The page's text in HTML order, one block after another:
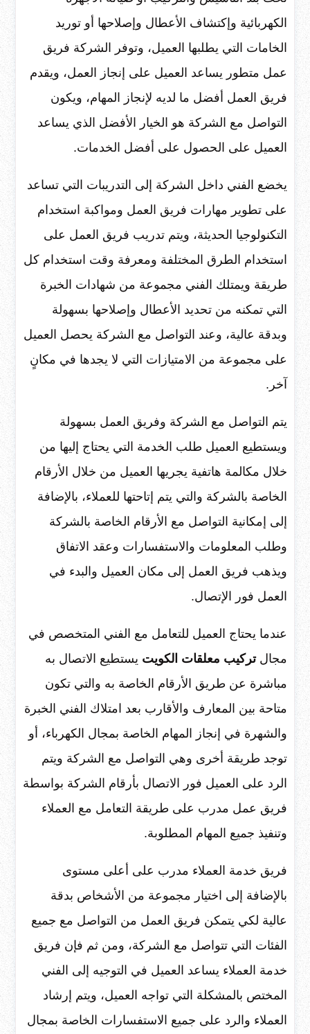
الكهربائية وإكتشاف الأعطال وإصلاحها أو توريد
الخامات التي يطلبها العميل، وتوفر الشركة فريق
عمل متطور يساعد العميل على إنجاز العمل، ويقدم
فريق العمل أفضل ما لديه لإنجاز المهام، ويكون
التواصل مع الشركة هو الخيار الأفضل الذي يساعد
العميل على الحصول على أفضل الخدمات.
يخضع الفني داخل الشركة إلى التدريبات التي تساعد
على تطوير مهارات فريق العمل ومواكبة استخدام
التكنولوجيا الحديثة، ويتم تدريب فريق العمل على
استخدام الطرق المختلفة ومعرفة وقت استخدام كل
طريقة ويمتلك الفني مجموعة من شهادات الخبرة
التي تمكنه من تحديد الأعطال وإصلاحها بسهولة
وبدقة عالية، وعند التواصل مع الشركة يحصل العميل
على مجموعة من الامتيازات التي لا يجدها في مكانٍ
آخر.
يتم التواصل مع الشركة وفريق العمل بسهولة
ويستطيع العميل طلب الخدمة التي يحتاج إليها من
خلال مكالمة هاتفية يجريها العميل من خلال الأرقام
الخاصة بالشركة والتي يتم إتاحتها للعملاء، بالإضافة
إلى إمكانية التواصل مع الأرقام الخاصة بالشركة
وطلب المعلومات والاستفسارات وعقد الاتفاق
ويذهب فريق العمل إلى مكان العميل والبدء في
العمل فور الإتصال.
عندما يحتاج العميل للتعامل مع الفني المتخصص في
مجالتركيب معلقات الكويت يستطيع الاتصال به
مباشرة عن طريق الأرقام الخاصة به والتي تكون
متاحة بين المعارف والأقارب بعد امتلاك الفني الخبرة
والشهرة في إنجاز المهام الخاصة بمجال الكهرباء، أو
توجد طريقة أخرى وهي التواصل مع الشركة ويتم
الرد على العميل فور الاتصال بأرقام الشركة بواسطة
فريق عمل مدرب على طريقة التعامل مع العملاء
وتنفيذ جميع المهام المطلوبة.
فريق خدمة العملاء مدرب على أعلى مستوى
بالإضافة إلى اختيار مجموعة من الأشخاص بدقة
عالية لكي يتمكن فريق العمل من التواصل مع جميع
الفئات التي تتواصل مع الشركة، ومن ثم فإن فريق
خدمة العملاء يساعد العميل في التوجيه إلى الفني
المختص بالمشكلة التي تواجه العميل، ويتم إرشاد
العملاء والرد على جميع الاستفسارات الخاصة بمجال